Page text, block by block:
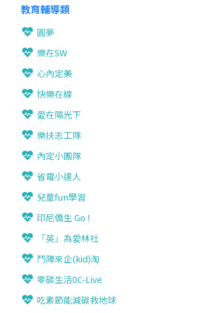
教育輔導類
圓夢
樂在SW
心內定美
快樂在線
愛在陽光下
樂扶志工隊
內定小團隊
省電小達人
兒童fun學習
印尼僑生 Go !
「英」為愛林社
鬥陣來企(kid)淘
零碳生活0C-Live
吃素節能減碳救地球